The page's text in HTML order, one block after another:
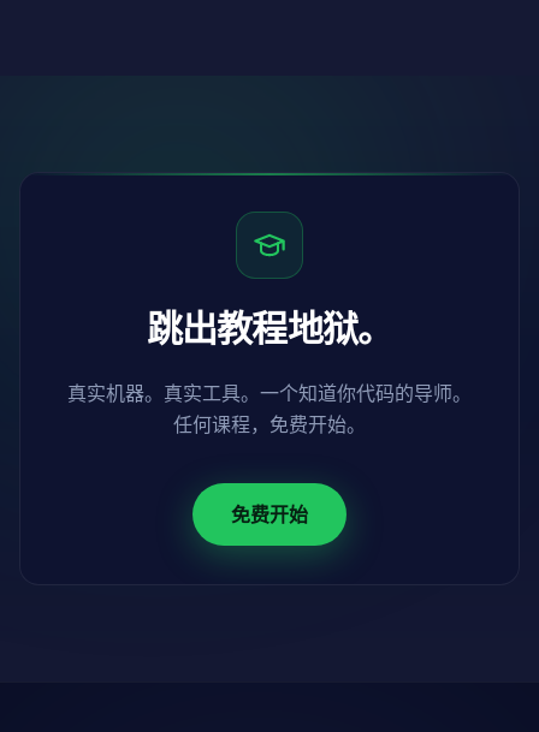
跳出教程地狱。
真实机器。真实工具。一个知道你代码的导师。
任何课程，免费开始。
免费开始